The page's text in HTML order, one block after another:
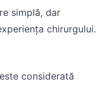
simplă, dar
chirurgului.
considerată